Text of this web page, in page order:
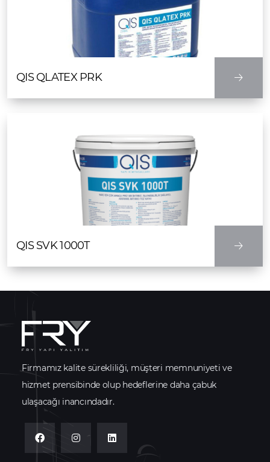
QIS QLATEX PRK
QIS SVK 1000T
Firmamız kalite sürekliliği, müşteri memnuniyeti ve
hizmet prensibinde olup hedeflerine daha çabuk
ulaşacağı inancındadır.